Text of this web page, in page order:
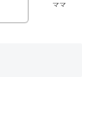
ママ